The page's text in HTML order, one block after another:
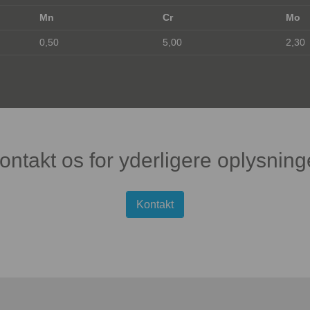
Mn Cr Mo
0,50 5,00 2,30
os for yderligere
Kontakt